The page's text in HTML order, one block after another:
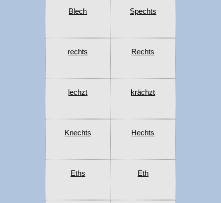
Blech Spechts
rechts Rechts
lechzt krächzt
Knechts Hechts
Eths Eth